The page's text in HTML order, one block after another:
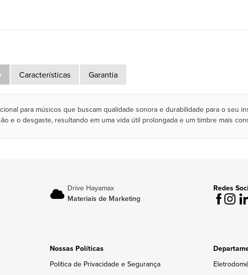
Características Garantia
para músicos que buscam qualidade sonora e durabilidade para o seu
e o desgaste, resultando em uma vida útil prolongada e um timbre mais
Drive Hayamax
Materiais de Marketing
Redes
Nossas Políticas
Política de Privacidade e Segurança